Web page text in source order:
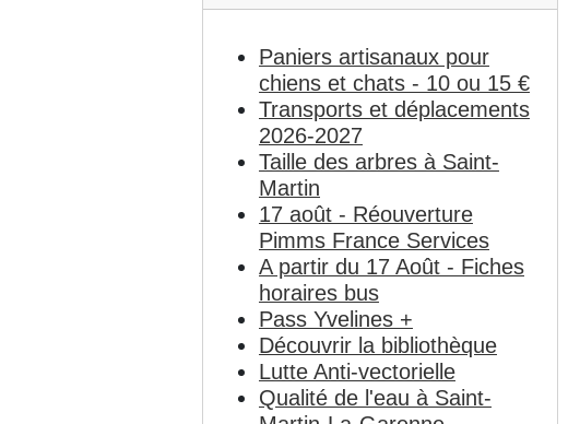
Paniers artisanaux pour
chiens et chats - 10 ou 15 €
Transports et déplacements
2026-2027
Taille des arbres à Saint-
Martin
17 août - Réouverture
Pimms France Services
A partir du 17 Août - Fiches
horaires bus
Pass Yvelines +
Découvrir la bibliothèque
Lutte Anti-vectorielle
Qualité de l'eau à Saint-